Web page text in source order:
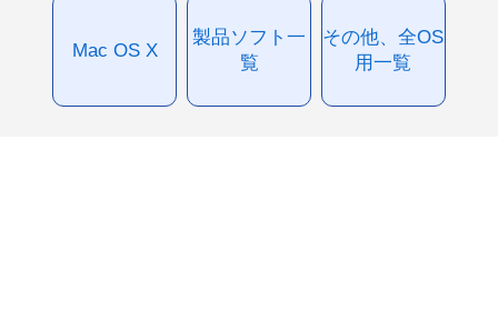
Mac OS X
製品ソフト一
覧
その他、全OS
用一覧